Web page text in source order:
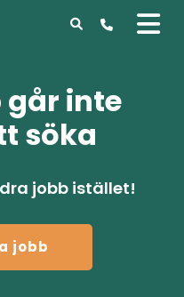
går inte
söka
jobb istället!
jobb